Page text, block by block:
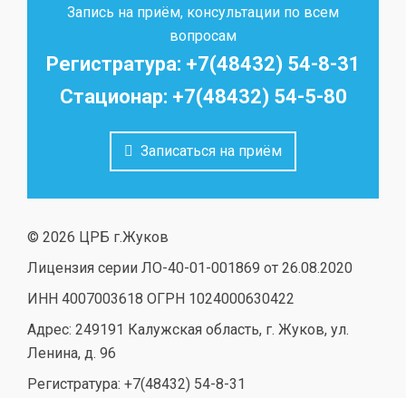
Запись на приём, консультации по всем
вопросам
Регистратура: +7(48432) 54-8-31
Стационар: +7(48432) 54-5-80
Записаться на приём
© 2026 ЦРБ г.Жуков
Лицензия серии ЛО-40-01-001869 от 26.08.2020
ИНН 4007003618 ОГРН 1024000630422
Адрес: 249191 Калужская область, г. Жуков, ул.
Ленина, д. 96
Регистратура: +7(48432) 54-8-31